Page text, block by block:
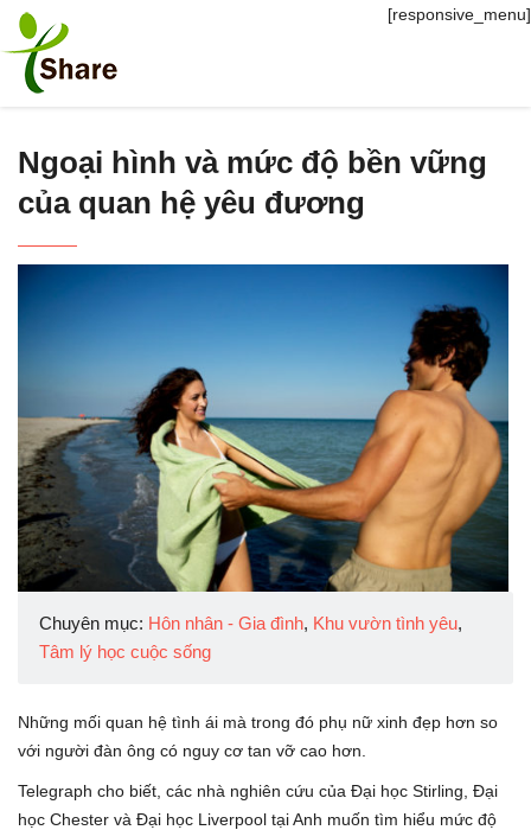
[responsive_menu]
Ngoại hình và mức độ bền vững
của quan hệ yêu đương
Chuyên mục: Hôn nhân - Gia đình, Khu vườn tình yêu,
Tâm lý học cuộc sống
Những mối quan hệ tình ái mà trong đó phụ nữ xinh đẹp hơn so
với người đàn ông có nguy cơ tan vỡ cao hơn.
Telegraph cho biết, các nhà nghiên cứu của Đại học Stirling, Đại
học Chester và Đại học Liverpool tại Anh muốn tìm hiểu mức độ